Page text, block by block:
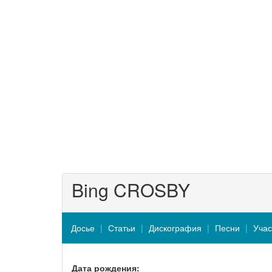
Bing CROSBY
Досье Статьи Дискография Песни
Дата рождения: